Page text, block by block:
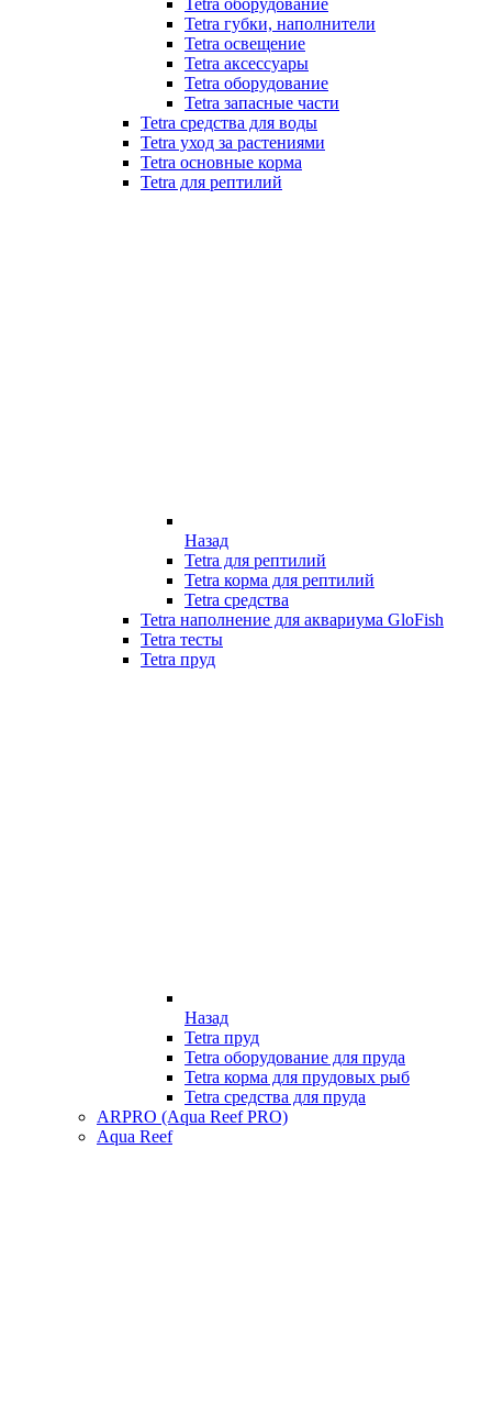
Tetra губки, наполнители
Tetra освещение
Tetra аксессуары
Tetra оборудование
Tetra запасные части
Tetra средства для воды
Tetra уход за растениями
Tetra основные корма
Tetra для рептилий
Назад
Tetra для рептилий
Tetra корма для рептилий
Tetra средства
Tetra наполнение для аквариума GloFish
Tetra тесты
Tetra пруд
Назад
Tetra пруд
Tetra оборудование для пруда
Tetra корма для прудовых рыб
Tetra средства для пруда
ARPRO (Aqua Reef PRO)
Aqua Reef